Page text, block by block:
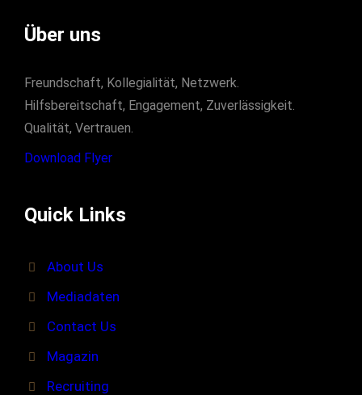
Über uns
Freundschaft, Kollegialität, Netzwerk.
Hilfsbereitschaft, Engagement, Zuverlässigkeit.
Qualität, Vertrauen.
Download Flyer
Quick Links
About Us
Mediadaten
Contact Us
Magazin
Recruiting